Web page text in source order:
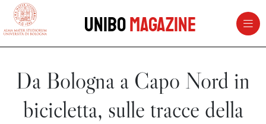
vai al contenuto della pagina
UniboMagazine
Da Bologna a Capo Nord in
bicicletta, sulle tracce della